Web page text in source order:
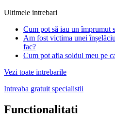
Ultimele intrebari
Cum pot să iau un împrumut
Am fost victima unei
fac?
Cum pot afla soldul meu pe
Vezi toate intrebarile
Intreaba gratuit specialistii
Functionalitati